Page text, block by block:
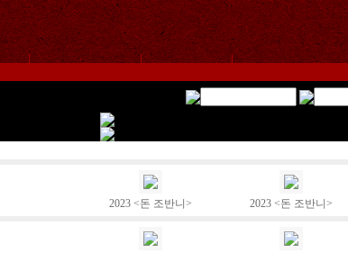
2023 <돈 조반니> 2023 <돈 조반니>